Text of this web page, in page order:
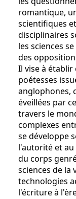
romantique,
scientifiques
disciplinaires
les sciences
des
Il vise à établir
poétesses
anglophones,
éveillées par
travers le
complexes
se développe
l'autorité et
du corps
sciences de la
technologies
l'écriture à